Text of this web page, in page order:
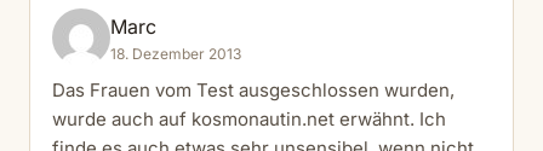
Marc
18. Dezember 2013
Das Frauen vom Test ausgeschlossen wurden,
wurde auch auf kosmonautin.net erwähnt. Ich